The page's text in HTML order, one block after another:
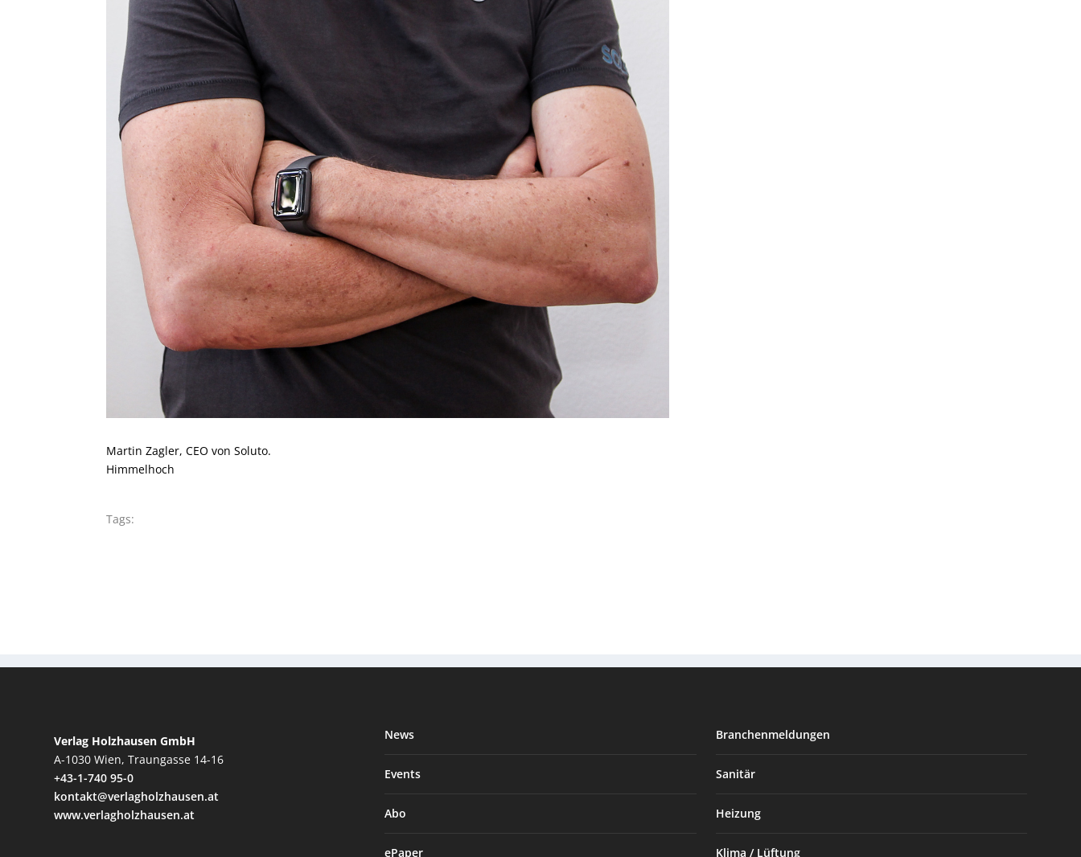
Martin Zagler, CEO von Soluto.
Himmelhoch
Tags:
Verlag Holzhausen GmbH
A-1030 Wien, Traungasse 14-16
+43-1-740 95-0
kontakt@verlagholzhausen.at
www.verlagholzhausen.at
News
Events
Abo
ePaper
Branchenmeldungen
Sanitär
Heizung
Klima / Lüftung